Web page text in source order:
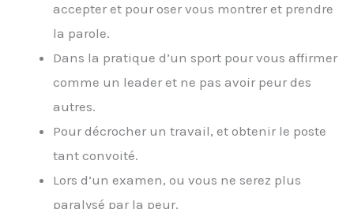
accepter et pour oser vous montrer et prendre
la parole.
Dans la pratique d’un sport pour vous affirmer
comme un leader et ne pas avoir peur des
autres.
Pour décrocher un travail, et obtenir le poste
tant convoité.
Lors d’un examen, ou vous ne serez plus
paralysé par la peur.